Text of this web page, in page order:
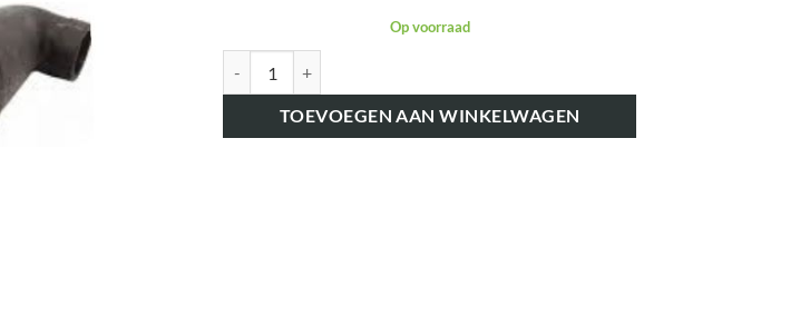
Op voorraad
TOEVOEGEN AAN WINKELWAGEN